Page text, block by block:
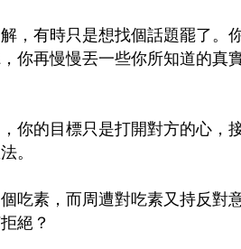
，有時只是想找個話題罷了。
你再慢慢丟一些你所知道的真
你的目標只是打開對方的心，
。
吃素，而周遭對吃素又持反對
絕？